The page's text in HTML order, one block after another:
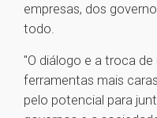
empresas, dos
todo.
"O diálogo e a troca
ferramentas mais
pelo potencial para